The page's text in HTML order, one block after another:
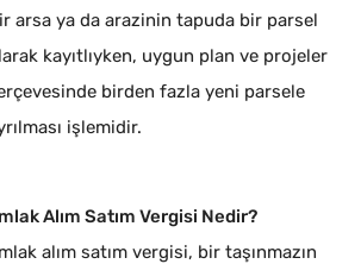
arsa ya da arazinin tapuda bir parsel
kayıtlıyken, uygun plan ve projeler
birden fazla yeni parsele
işlemidir.
Alım Satım Vergisi Nedir?
alım satım vergisi, bir taşınmazın